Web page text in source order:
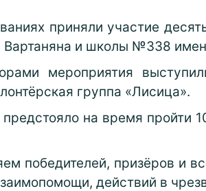
приняли участие
Вартаняна и школы №338
мероприятия
группа «Лисица».
на время пройти
победителей, призёров и
действий в